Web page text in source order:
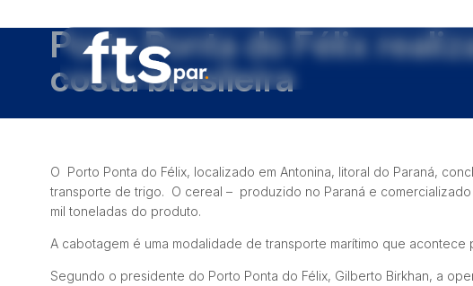
Porto Ponta do Félix
costa brasileira
O Porto Ponta do Félix, localizado em Antonina, litoral do Paraná,
transporte de trigo. O cereal – produzido no Paraná e
mil toneladas do produto.
A cabotagem é uma modalidade de transporte marítimo que
Segundo o presidente do Porto Ponta do Félix, Gilberto Birkhan, a